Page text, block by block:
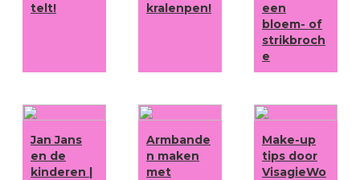
telt!
kralenpen!
een
bloem- of
strikbroch
e
Jan Jans
en de
kinderen |
Armbande
n maken
met
Make-up
tips door
VisagieWo